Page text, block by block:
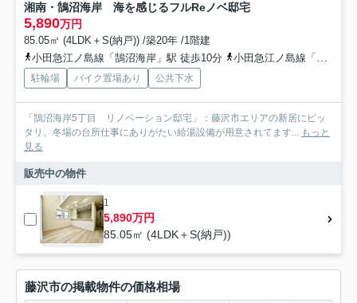
湘南・鵠沼海岸 海を感じるフルReノベ邸宅
5,890万円
85.05㎡ (4LDK＋S(納戸)) /築20年 /1階建
小田急江ノ島線「鵠沼海岸」駅 徒歩10分
小田急江ノ島線「本鵠沼」駅 徒歩23分
駐輪場 バイク置場あり 公共下水
「鵠沼海岸5丁目 リノベーション邸宅」：藤沢市エリアの新居にピッ
タリ。冬場の台所仕事にありがたい給湯設備が用意されてます... もっと
見る
販売中の物件
1
5,890万円
85.05㎡ (4LDK＋S(納戸))
藤沢市の掲載物件の価格相場